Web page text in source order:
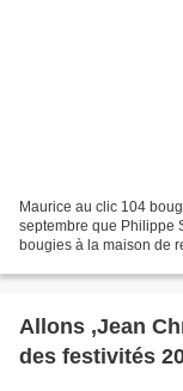
Maurice au clic 104 bougies pour le doyen C'est par cette belle journée du 2
septembre que Philippe
bougies à la maison de
Allons ,Jean
des festivités